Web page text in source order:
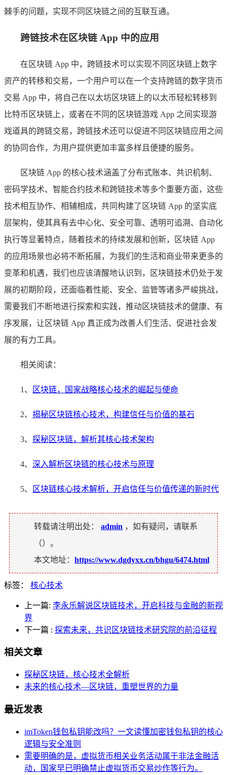
棘手的问题，实现不同区块链之间的互联互通。
跨链技术在区块链 App 中的应用
在区块链 App 中，跨链技术可以实现不同区块链上数字
资产的转移和交易，一个用户可以在一个支持跨链的数字货币
交易 App 中，将自己在以太坊区块链上的以太币轻松转移到
比特币区块链上，或者在不同的区块链游戏 App 之间实现游
戏道具的跨链交易，跨链技术还可以促进不同区块链应用之间
的协同合作，为用户提供更加丰富多样且便捷的服务。
区块链 App 的核心技术涵盖了分布式账本、共识机制、
密码学技术、智能合约技术和跨链技术等多个重要方面，这些
技术相互协作、相辅相成，共同构建了区块链 App 的坚实底
层架构，使其具有去中心化、安全可靠、透明可追溯、自动化
执行等显著特点，随着技术的持续发展和创新，区块链 App
的应用场景也必将不断拓展，为我们的生活和商业带来更多的
变革和机遇，我们也应该清醒地认识到，区块链技术仍处于发
展的初期阶段，还面临着性能、安全、监管等诸多严峻挑战，
需要我们不断地进行探索和实践，推动区块链技术的健康、有
序发展，让区块链 App 真正成为改善人们生活、促进社会发
展的有力工具。
相关阅读：
1、 区块链，国家战略核心技术的崛起与使命
2、 揭秘区块链核心技术，构建信任与价值的基石
3、 探秘区块链，解析其核心技术架构
4、 深入解析区块链的核心技术与原理
5、 区块链核心技术解析，开启信任与价值传递的新时代
转载请注明出处： admin ，如有疑问，请联系
（）。
本文地址： https://www.dgdyxx.cn/bhgu/6474.html
标签： 核心技术
上一篇: 李永乐解说区块链技术，开启科技与金融的新视
界
下一篇 : 探索未来，共识区块链技术研究院的前沿征程
相关文章
探秘区块链，核心技术全解析
未来的核心技术—区块链，重塑世界的力量
最近发表
imToken钱包私钥能改吗？一文读懂加密钱包私钥的核心
逻辑与安全准则
需要明确的是，虚拟货币相关业务活动属于非法金融活
动，国家早已明确禁止虚拟货币交易炒作等行为。